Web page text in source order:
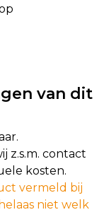
van dit
z.s.m. contact
kosten.
vermeld bij
niet welk